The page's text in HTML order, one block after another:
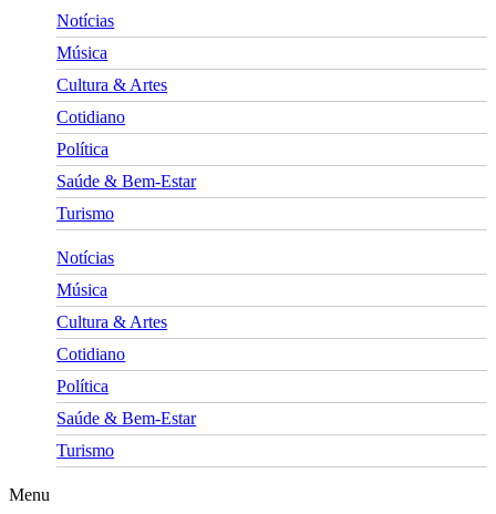
Notícias
Música
Cultura & Artes
Cotidiano
Política
Saúde & Bem-Estar
Turismo
Notícias
Música
Cultura & Artes
Cotidiano
Política
Saúde & Bem-Estar
Turismo
Menu